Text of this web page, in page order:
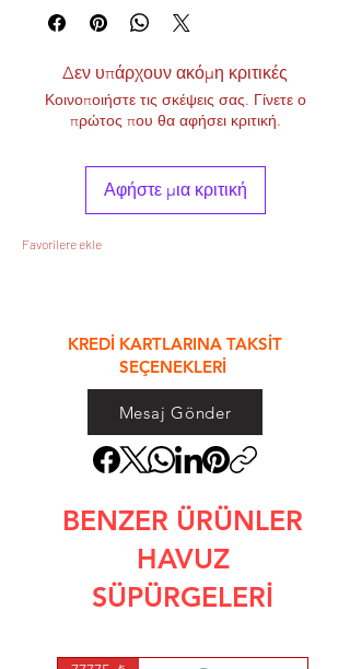
Δεν υπάρχουν ακόμη κριτικές
Κοινοποιήστε τις σκέψεις σας. Γίνετε ο
πρώτος που θα αφήσει κριτική.
Αφήστε μια κριτική
Favorilere ekle
KREDİ KARTLARINA TAKSİT
SEÇENEKLERİ
Mesaj Gönder
BENZER ÜRÜNLER
HAVUZ
SÜPÜRGELERİ